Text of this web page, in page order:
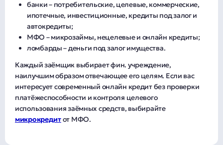
банки – потребительские, целевые, коммерческие,
ипотечные, инвестиционные, кредиты под залог и
автокредиты;
МФО – микрозаймы, нецелевые и онлайн кредиты;
ломбарды – деньги под залог имущества.
Каждый заёмщик выбирает фин. учреждение,
наилучшим образом отвечающее его целям. Если вас
интересует современный онлайн кредит без проверки
платёжеспособности и контроля целевого
использования заёмных средств, выбирайте
микрокредитот МФО.